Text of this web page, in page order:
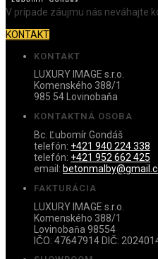
V prípade záujmu nás neváhajte
KONTAKT
KONTAKT
LUXURY IMAGE s.r.o.
Komenského 388/1
985 54 Lovinobaňa
KONTAKTNÁ OSOBA
Bc. Ľubomír Gondáš
telefón: +421 940 224 338
telefón: +421 952 662 425
email:
FAKTURÁCIA
LUXURY IMAGE s.r.o.
Komenského 388/1
Lovinobaňa 98554
IČO: 47647914 DIČ: